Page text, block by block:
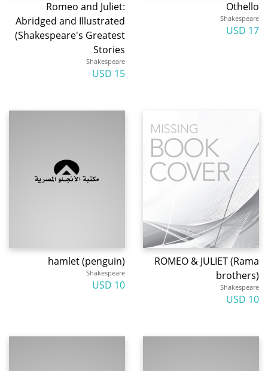
Othello
Shakespeare
17 USD
Romeo and Juliet:
Abridged and Illustrated
(Shakespeare's Greatest
Stories
Shakespeare
15 USD
ROMEO & JULIET (Rama
brothers)
Shakespeare
10 USD
hamlet (penguin)
Shakespeare
10 USD